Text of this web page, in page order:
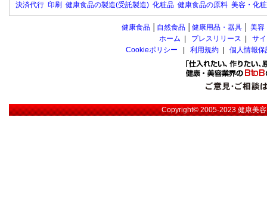
決済代行 印刷 健康食品の製造(受託製造) 化粧品 健康食品の原料 美容・化
健康食品 自然食品 健康用品・器具 美容
ホーム
プレスリリース
サ
Cookieポリシー
利用規約 個人情報
Copyright© 2005-2023健康美